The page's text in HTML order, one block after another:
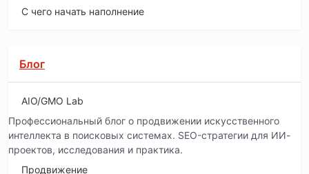
С чего начать наполнение
Блог
AIO/GMO Lab
Профессиональный блог о продвижении искусственного
интеллекта в поисковых системах. SEO-стратегии для ИИ-
проектов, исследования и практика.
Продвижение